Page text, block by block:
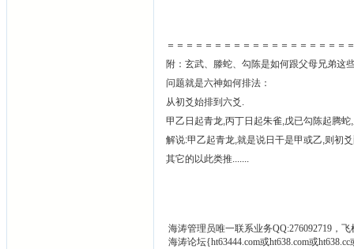
＝＝＝＝＝＝＝＝＝＝＝＝＝＝＝＝＝＝＝
附：玄武、滕蛇、勾陈是如何跟父母兄弟这
问题就是六神如何排法：
从初爻始排到六爻.
甲乙日起青龙,丙丁日起朱雀,戊已勾陈起腾
解说:甲乙起青龙,就是说日干是甲或乙,则初
其它的以此类推.......
海涛管理员唯一联系业务QQ:276092719，
海涛论坛{ht63444.com或ht638.com或